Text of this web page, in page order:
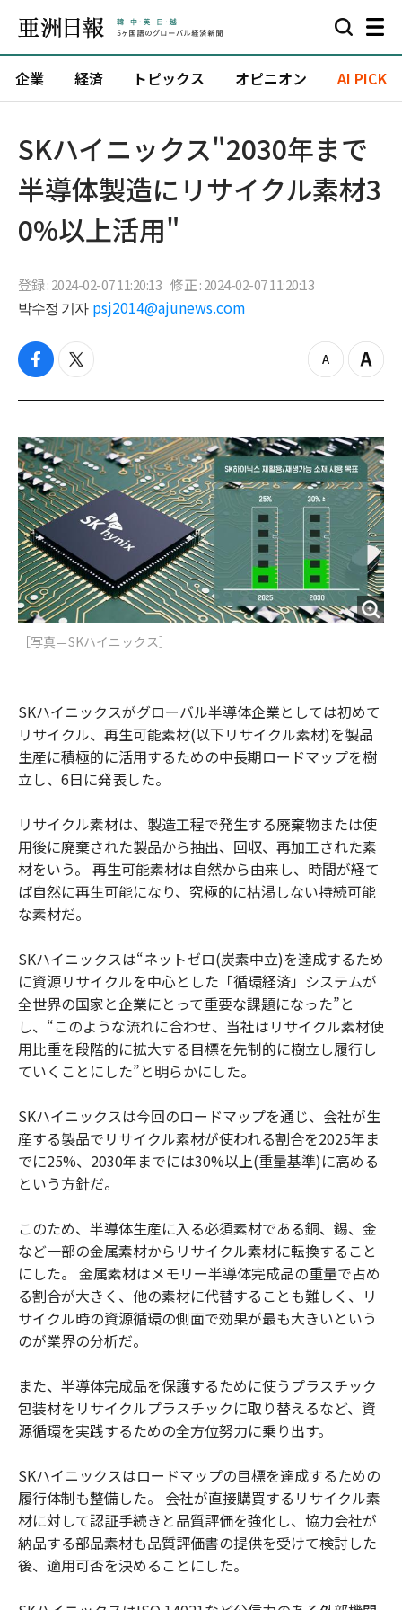
企業 経済 トピックス オピニオン AI PICK
SKハイニックス"2030年まで
半導体製造にリサイクル素材3
0%以上活用"
登録 : 2024-02-07 11:20:13 修正 : 2024-02-07 11:20:13
박수정 기자 psj2014@ajunews.com
f
c
b
o
o
k
t
i
t
e
r
z
o
o
u
t
Z
o
i
n
［写真＝SKハイニックス］
SKハイニックスがグローバル半導体企業としては初めて
リサイクル、再生可能素材(以下リサイクル素材)を製品
生産に積極的に活用するための中長期ロードマップを樹
立し、6日に発表した。
リサイクル素材は、製造工程で発生する廃棄物または使
用後に廃棄された製品から抽出、回収、再加工された素
材をいう。 再生可能素材は自然から由来し、時間が経て
ば自然に再生可能になり、究極的に枯渇しない持続可能
な素材だ。
SKハイニックスは“ネットゼロ(炭素中立)を達成するため
に資源リサイクルを中心とした「循環経済」システムが
全世界の国家と企業にとって重要な課題になった”と
し、“このような流れに合わせ、当社はリサイクル素材使
用比重を段階的に拡大する目標を先制的に樹立し履行し
ていくことにした”と明らかにした。
SKハイニックスは今回のロードマップを通じ、会社が生
産する製品でリサイクル素材が使われる割合を2025年ま
でに25%、2030年までには30%以上(重量基準)に高める
という方針だ。
このため、半導体生産に入る必須素材である銅、錫、金
など一部の金属素材からリサイクル素材に転換すること
にした。 金属素材はメモリー半導体完成品の重量で占め
る割合が大きく、他の素材に代替することも難しく、リ
サイクル時の資源循環の側面で効果が最も大きいという
のが業界の分析だ。
また、半導体完成品を保護するために使うプラスチック
包装材をリサイクルプラスチックに取り替えるなど、資
源循環を実践するための全方位努力に乗り出す。
SKハイニックスはロードマップの目標を達成するための
履行体制も整備した。 会社が直接購買するリサイクル素
材に対して認証手続きと品質評価を強化し、協力会社が
納品する部品素材も品質評価書の提供を受けて検討した
後、適用可否を決めることにした。